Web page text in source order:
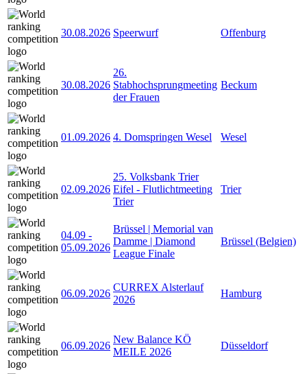
30.08.2026 Speerwurf Offenburg
30.08.2026
26.
Stabhochsprungmeeting
der Frauen
Beckum
01.09.2026 4. Domspringen Wesel Wesel
02.09.2026
25. Volksbank Trier
Eifel - Flutlichtmeeting
Trier
Trier
04.09 -
05.09.2026
Brüssel | Memorial van
Damme | Diamond
League Finale
Brüssel (Belgien)
06.09.2026
CURREX Alsterlauf
2026
Hamburg
06.09.2026
New Balance KÖ
MEILE 2026
Düsseldorf